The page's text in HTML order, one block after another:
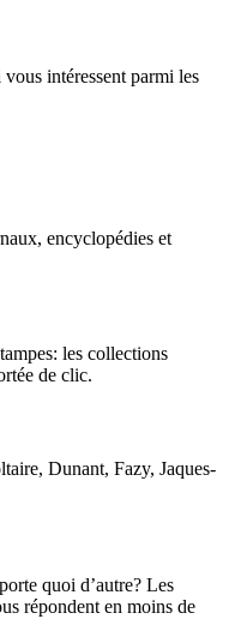
intéressent parmi les
encyclopédies et
les collections
de clic.
Dunant, Fazy, Jaques-
quoi d’autre? Les
répondent en moins de